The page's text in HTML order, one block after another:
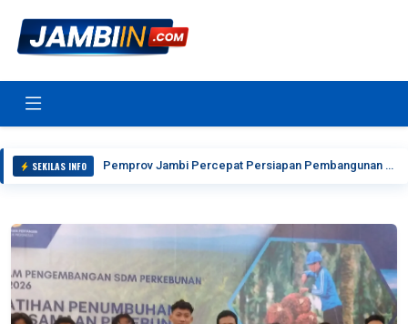
SEKILAS INFO Pemprov Jambi Percepat Persiapan Pembangunan Jalan Tol Jambi–Rengat Fase I, Al Haris Tekankan Sinergi dan Kepastian Pengadaan Lahan